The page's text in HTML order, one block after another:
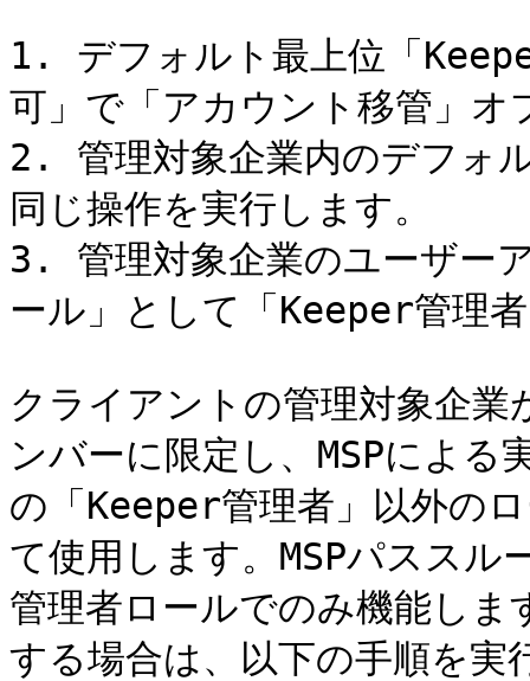
1. デフォルト最上位「
可」で「アカウント移管」オ
2. 管理対象企業内のデフォ
同じ操作を実行します。
3. 管理対象企業のユーザー
ール」として「Keeper管理
クライアントの管理対象企
ンバーに限定し、MSPによ
の「Keeper管理者」以外の
て使用します。MSPパスス
管理者ロールでのみ機能し
する場合は、以下の手順を実